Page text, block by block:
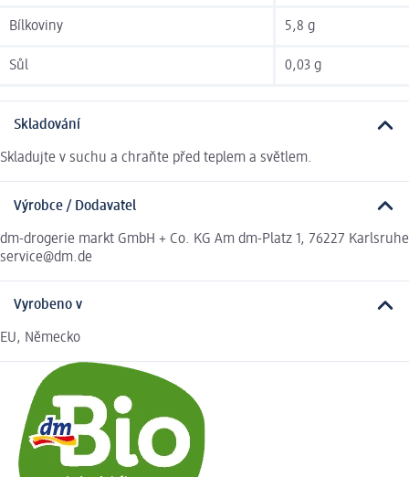
Bílkoviny 5,8 g
Sůl 0,03 g
Skladování
Skladujte v suchu a chraňte před teplem a světlem.
Výrobce / Dodavatel
dm-drogerie markt GmbH + Co. KG Am dm-Platz 1, 76227 Karlsruhe
service@dm.de
Vyrobeno v
EU, Německo